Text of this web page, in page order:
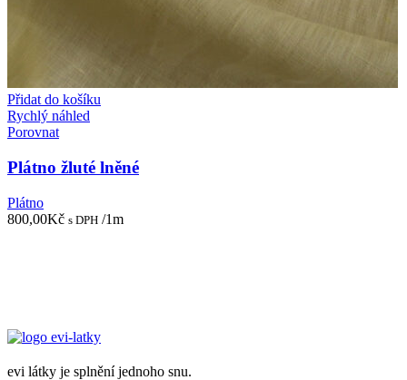
Přidat do košíku
Rychlý náhled
Porovnat
Plátno žluté lněné
Plátno
800,00Kč s DPH /1m
evi látky je splnění jednoho snu.